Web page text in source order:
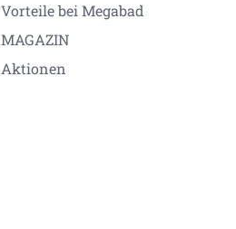
Vorteile bei Megabad
MAGAZIN
Aktionen